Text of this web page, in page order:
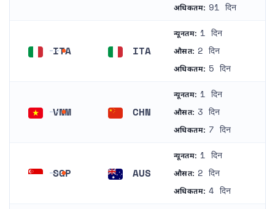
अधिकतम: 91 दिन
ITA ITA
न्यूनतम: 1 दिन
औसत: 2 दिन
अधिकतम: 5 दिन
VNM CHN
न्यूनतम: 1 दिन
औसत: 3 दिन
अधिकतम: 7 दिन
SGP AUS
न्यूनतम: 1 दिन
औसत: 2 दिन
अधिकतम: 4 दिन